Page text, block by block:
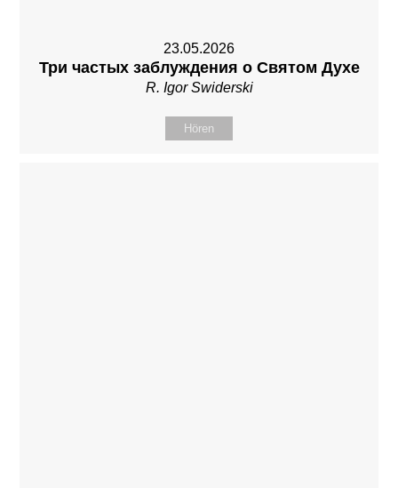
23.05.2026
Три частых заблуждения о Святом Духе
R. Igor Swiderski
Hören